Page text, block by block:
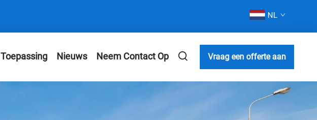
NL
Toepassing Nieuws Neem Contact Op Vraag een offerte aan